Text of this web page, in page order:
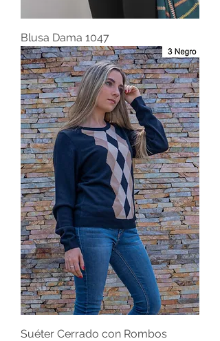
Blusa Dama 1047
Suéter Cerrado con Rombos